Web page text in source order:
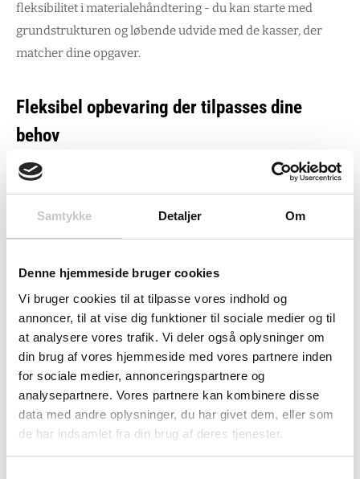
Samtykke Detaljer Om
Denne hjemmeside bruger cookies
Vi bruger cookies til at tilpasse vores indhold og
annoncer, til at vise dig funktioner til sociale medier og til
at analysere vores trafik. Vi deler også oplysninger om
din brug af vores hjemmeside med vores partnere inden
for sociale medier, annonceringspartnere og
analysepartnere. Vores partnere kan kombinere disse
data med andre oplysninger, du har givet dem, eller som
de har indsamlet fra din brug af deres tjenester.
fleksibilitet i materialehåndtering - du kan starte med
grundstrukturen og løbende udvide med de kasser, der
matcher dine opgaver.
Fleksibel opbevaring der tilpasses dine
behov
Med dimensioner på 900 x 410 x 2000 mm passer dette
modulopbyggede system perfekt til standardlagerhøjder
og giver dig frihed til at organisere præcis som du ønsker.
Ideelt for produktions- og lagervirksomheder,
deres materialehåndtering. De 2 ophængspaneler og 4
skinner sikrer stabil organisering og letter til- og
Robust konstruktion til industrielle miljøer
Stellet er designet til at modstå industrielle miljøer med høj
mekanisk styrke og hygiejniske kvaliteter, hvilket gør det